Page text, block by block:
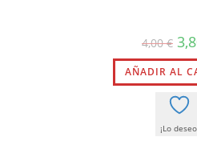
4,00€ El
era:
AÑADIR AL
¡Lo